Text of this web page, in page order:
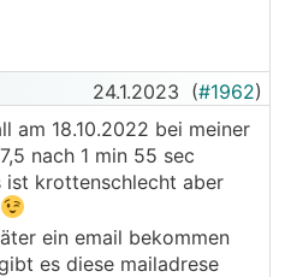
24.1.2023 (#1962)
am 18.10.2022 bei meiner
nach 1 min 55 sec
ist krottenschlecht aber
ein email bekommen
es diese mailadrese